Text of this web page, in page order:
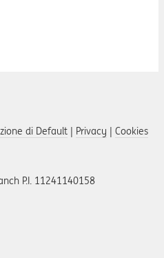
di Default | Privacy | Cookies
P.I. 11241140158